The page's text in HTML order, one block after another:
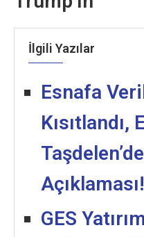
İlgili Yazılar
Esnafa
Kısıtlandı,
Açıklaması!
GES